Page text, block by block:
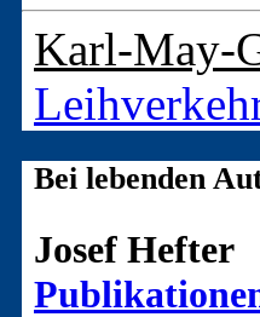
Karl-May-
Bei lebenden
Josef Hefter